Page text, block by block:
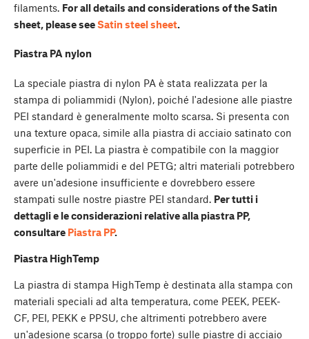
filaments. For all details and considerations of the Satin
sheet, please seeSatin steel sheet.
Piastra PA nylon
La speciale piastra di nylon PA è stata realizzata per la
stampa di poliammidi (Nylon), poiché l'adesione alle piastre
PEI standard è generalmente molto scarsa. Si presenta con
una texture opaca, simile alla piastra di acciaio satinato con
superficie in PEI. La piastra è compatibile con la maggior
parte delle poliammidi e del PETG; altri materiali potrebbero
avere un'adesione insufficiente e dovrebbero essere
stampati sulle nostre piastre PEI standard. Per tutti i
dettagli e le considerazioni relative alla piastra PP,
consultare Piastra PP.
Piastra HighTemp
La piastra di stampa HighTemp è destinata alla stampa con
materiali speciali ad alta temperatura, come PEEK, PEEK-
CF, PEI, PEKK e PPSU, che altrimenti potrebbero avere
un'adesione scarsa (o troppo forte) sulle piastre di acciaio